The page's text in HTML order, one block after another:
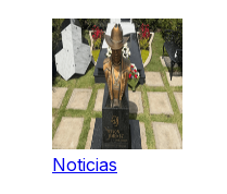
Noticias